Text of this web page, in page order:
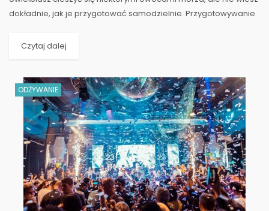
dokładnie, jak je przygotować samodzielnie. Przygotowywanie
Czytaj dalej
ODŻYWANIE